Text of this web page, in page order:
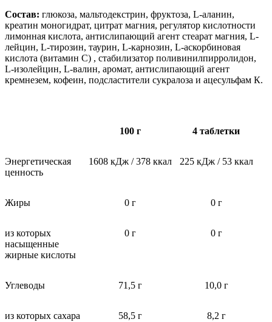
Состав: глюкоза, мальтодекстрин, фруктоза, L-аланин,
креатин моногидрат, цитрат магния, регулятор кислотности
лимонная кислота, антислипающий агент стеарат магния, L-
лейцин, L-тирозин, таурин, L-карнозин, L-аскорбиновая
кислота (витамин С) , стабилизатор поливинилпирролидон,
L-изолейцин, L-валин, аромат, антислипающий агент
кремнезем, кофеин, подсластители сукралоза и ацесульфам К.
100 г 4 таблетки
Энергетическая
ценность
1608 кДж / 378 ккал 225 кДж / 53 ккал
Жиры 0 г 0 г
из которых
насыщенные
жирные кислоты
0 г 0 г
Углеводы 71,5 г 10,0 г
из которых сахара 58,5 г 8,2 г